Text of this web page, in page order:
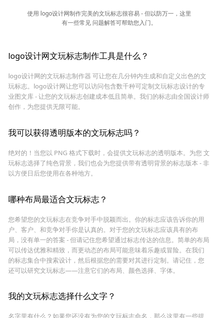
使用 logo设计网制作完美的文玩标志很容易 - 但以防万一，这里
有一些常见 问题解答可帮助您入门。
logo设计网文玩标志制作工具是什么？
logo设计网的文玩标志制作器 可让您在几分钟内生成和自定义出色的文
玩标志。logo设计网让您可以访问包含数千种可定制文玩标志设计的专
业图文库 - 让您的文玩标志创建成本低且简单。我们的标志由全国设计师
创作，为您提供无限可能。
我可以获得透明版本的文玩标志吗？
绝对的！当您以 PNG 格式下载时，会提供文玩标志的透明版本。为您 文
玩标志选择了纯色背景，我们也会为您提供带有透明背景的标志版本 - 非
以方便日后您使用在各种地方。
哪种布局最适合文玩标志？
您希望您的文玩标志在竞争对手中脱颖而出。你的标志应该告诉你的用
户、客户、和竞争对手你是认真的。对于您的文玩标志应该具有的布
局，没有单一的答案 - 但请记住您希望通过标志传达的信息。简单的布局
可以传达优雅和精致，而更动态的布局可能意味着乐趣或冒险。在我们
的标志集合中搜索设计，然后根据您的需要对其进行定制。请记住，您
还可以研究文玩标志——注意它们的布局、颜色选择、字体。
我的文玩标志选择什么文字？
名字里有什么？如果您还没有为您的文玩标志命名，那么这里有一些提